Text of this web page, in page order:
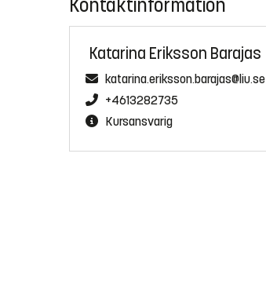
Kontaktinformation
Katarina Eriksson Barajas
katarina.eriksson.barajas@liu.se
+4613282735
Kursansvarig